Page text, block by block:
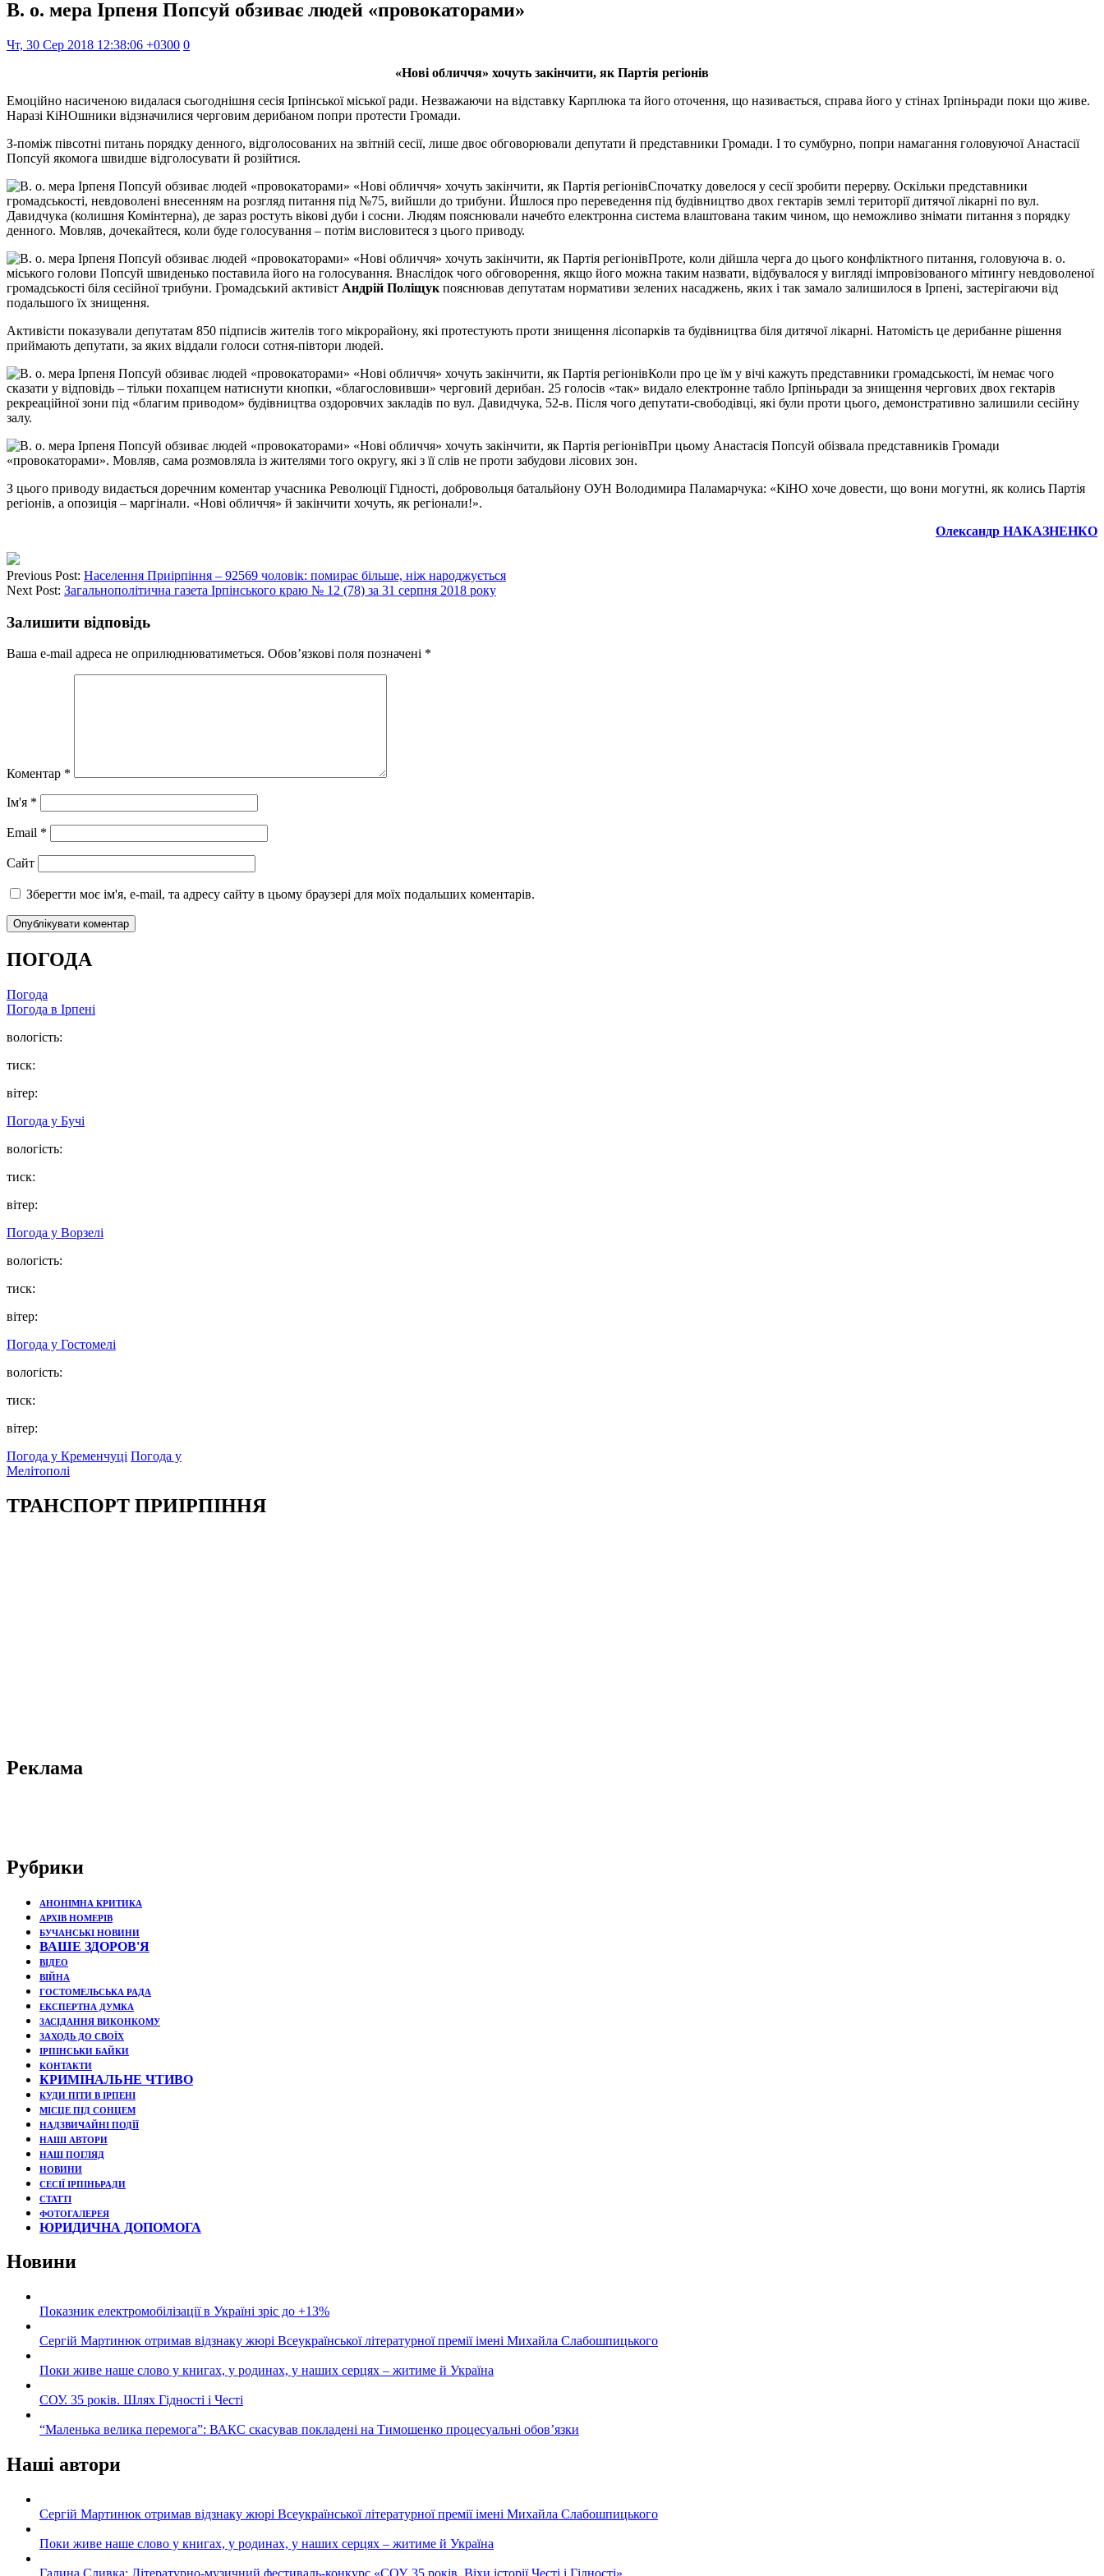
В. о. мера Ірпеня Попсуй обзиває людей «провокаторами»
Чт, 30 Сер 2018 12:38:06 +0300 0
«Нові обличчя» хочуть закінчити, як Партія регіонів
Емоційно насиченою видалася сьогоднішня сесія Ірпінської міської ради. Незважаючи на відставку Карплюка та його оточення, що називається, справа його у стінах Ірпіньради поки що живе.
Наразі КіНОшники відзначилися черговим дерибаном попри протести Громади.
З-поміж півсотні питань порядку денного, відголосованих на звітній сесії, лише двоє обговорювали депутати й представники Громади. І то сумбурно, попри намагання головуючої Анастасії
Попсуй якомога швидше відголосувати й розійтися.
Спочатку довелося у сесії зробити перерву. Оскільки представники
громадськості, невдоволені внесенням на розгляд питання під №75, вийшли до трибуни. Йшлося про переведення під будівництво двох гектарів землі території дитячої лікарні по вул.
Давидчука (колишня Комінтерна), де зараз ростуть вікові дуби і сосни. Людям пояснювали начебто електронна система влаштована таким чином, що неможливо знімати питання з порядку
денного. Мовляв, дочекайтеся, коли буде голосування – потім висловитеся з цього приводу.
Проте, коли дійшла черга до цього конфліктного питання, головуюча в. о.
міського голови Попсуй швиденько поставила його на голосування. Внаслідок чого обговорення, якщо його можна таким назвати, відбувалося у вигляді імпровізованого мітингу невдоволеної
громадськості біля сесійної трибуни. Громадський активіст Андрій Поліщук пояснював депутатам нормативи зелених насаджень, яких і так замало залишилося в Ірпені, застерігаючи від
подальшого їх знищення.
Активісти показували депутатам 850 підписів жителів того мікрорайону, які протестують проти знищення лісопарків та будівництва біля дитячої лікарні. Натомість це дерибанне рішення
приймають депутати, за яких віддали голоси сотня-півтори людей.
Коли про це їм у вічі кажуть представники громадськості, їм немає чого
сказати у відповідь – тільки похапцем натиснути кнопки, «благословивши» черговий дерибан. 25 голосів «так» видало електронне табло Ірпіньради за знищення чергових двох гектарів
рекреаційної зони під «благим приводом» будівництва оздоровчих закладів по вул. Давидчука, 52-в. Після чого депутати-свободівці, які були проти цього, демонстративно залишили сесійну
залу.
При цьому Анастасія Попсуй обізвала представників Громади
«провокаторами». Мовляв, сама розмовляла із жителями того округу, які з її слів не проти забудови лісових зон.
З цього приводу видається доречним коментар учасника Революції Гідності, добровольця батальйону ОУН Володимира Паламарчука: «КіНО хоче довести, що вони могутні, як колись Партія
регіонів, а опозиція – маргінали. «Нові обличчя» й закінчити хочуть, як регіонали!».
Олександр НАКАЗНЕНКО
Previous Post: Населення Приірпіння – 92569 чоловік: помирає більше, ніж народжується
Next Post: Загальнополітична газета Ірпінського краю № 12 (78) за 31 серпня 2018 року
Залишити відповідь
Ваша e-mail адреса не оприлюднюватиметься. Обов’язкові поля позначені *
Коментар *
Ім'я *
Email *
Сайт
Зберегти моє ім'я, e-mail, та адресу сайту в цьому браузері для моїх подальших коментарів.
ПОГОДА
Погода
Погода в Ірпені
вологість:
тиск:
вітер:
Погода у Бучі
вологість:
тиск:
вітер:
Погода у Ворзелі
вологість:
тиск:
вітер:
Погода у Гостомелі
вологість:
тиск:
вітер:
Погода у Кременчуці Погода у
Мелітополі
ТРАНСПОРТ ПРИІРПІННЯ
Реклама
Рубрики
АНОНІМНА КРИТИКА
АРХІВ НОМЕРІВ
БУЧАНСЬКІ НОВИНИ
ВАШЕ ЗДОРОВ'Я
ВІДЕО
ВІЙНА
ГОСТОМЕЛЬСЬКА РАДА
ЕКСПЕРТНА ДУМКА
ЗАСІДАННЯ ВИКОНКОМУ
ЗАХОДЬ ДО СВОЇХ
ІРПІНСЬКИ БАЙКИ
КОНТАКТИ
КРИМІНАЛЬНЕ ЧТИВО
КУДИ ПІТИ В ІРПЕНІ
МІСЦЕ ПІД СОНЦЕМ
НАДЗВИЧАЙНІ ПОДЇЇ
НАШІ АВТОРИ
НАШ ПОГЛЯД
НОВИНИ
СЕСІЇ ІРПІНЬРАДИ
СТАТТІ
ФОТОГАЛЕРЕЯ
ЮРИДИЧНА ДОПОМОГА
Новини
Показник електромобілізації в Україні зріс до +13%
Сергій Мартинюк отримав відзнаку жюрі Всеукраїнської літературної премії імені Михайла Слабошпицького
Поки живе наше слово у книгах, у родинах, у наших серцях – житиме й Україна
СОУ. 35 років. Шлях Гідності і Честі
“Маленька велика перемога”: ВАКС скасував покладені на Тимошенко процесуальні обов’язки
Наші автори
Сергій Мартинюк отримав відзнаку жюрі Всеукраїнської літературної премії імені Михайла Слабошпицького
Поки живе наше слово у книгах, у родинах, у наших серцях – житиме й Україна